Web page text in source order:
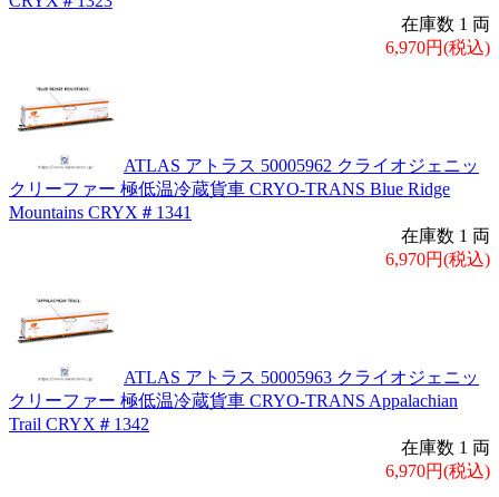
在庫数 1 両
6,970円(税込)
ATLAS アトラス 50005962 クライオジェニッ
クリーファー 極低温冷蔵貨車 CRYO-TRANS Blue Ridge
Mountains CRYX＃1341
在庫数 1 両
6,970円(税込)
ATLAS アトラス 50005963 クライオジェニッ
クリーファー 極低温冷蔵貨車 CRYO-TRANS Appalachian
Trail CRYX＃1342
在庫数 1 両
6,970円(税込)